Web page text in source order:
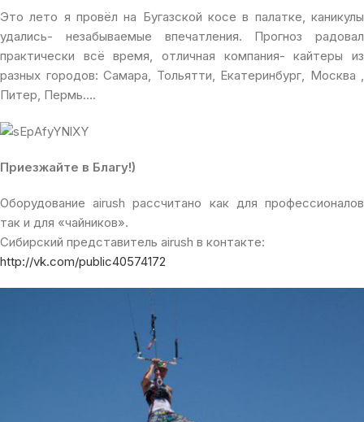
Это лето я провёл на Бугазской косе в палатке, каникулы
удались- незабываемые впечатления. Прогноз радовал
практически всё время, отличная компания- кайтеры из
разных городов: Самара, Тольятти, Екатеринбург, Москва ,
Питер, Пермь….
Приезжайте в Благу!)
Оборудование airush рассчитано как для профессионалов
так и для «чайников».
Сибирский представитель airush в контакте:
http://vk.com/public40574172